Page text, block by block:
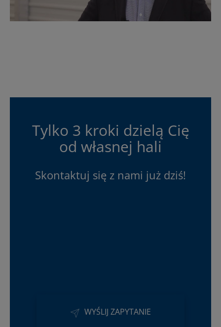
Tylko 3 kroki dzielą Cię
od własnej hali
Skontaktuj się z nami już dziś!
WYŚLIJ ZAPYTANIE